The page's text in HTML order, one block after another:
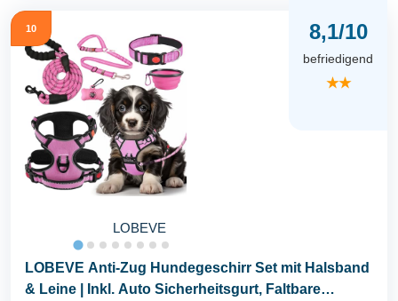
10
LOBEVE
8,1/10
befriedigend
★★
LOBEVE Anti-Zug Hundegeschirr Set mit Halsband
& Leine | Inkl. Auto Sicherheitsgurt, Faltbare